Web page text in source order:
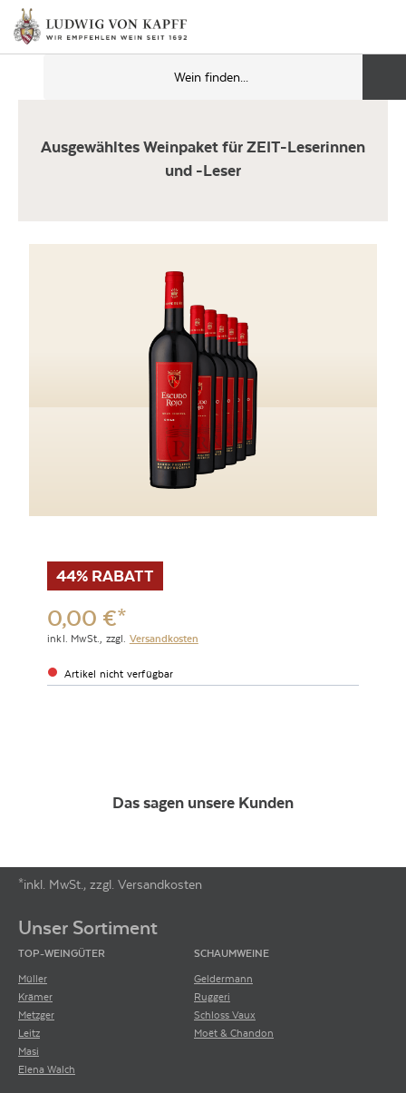
Ausgewähltes Weinpaket für ZEIT-Leserinnen
und -Leser
44% RABATT
0,00 €*
inkl. MwSt., zzgl. Versandkosten
Artikel nicht verfügbar
Das sagen unsere Kunden
*inkl. MwSt., zzgl. Versandkosten
Unser Sortiment
TOP-WEINGÜTER
Müller
Krämer
Metzger
Leitz
Masi
Elena Walch
SCHAUMWEINE
Geldermann
Ruggeri
Schloss Vaux
Moët & Chandon